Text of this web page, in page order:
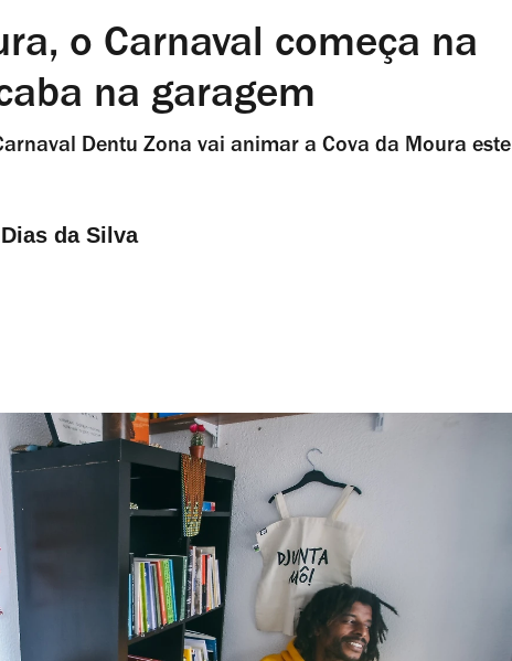
o Carnaval começa na
na garagem
Dentu Zona vai animar a Cova da Moura este
da Silva